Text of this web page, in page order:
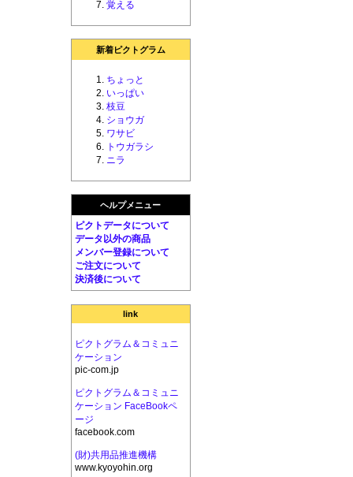
覚える
新着ピクトグラム
ちょっと
いっぱい
枝豆
ショウガ
ワサビ
トウガラシ
ニラ
ヘルプメニュー
ピクトデータについて
データ以外の商品
メンバー登録について
ご注文について
決済後について
link
ピクトグラム＆コミュニ
ケーション
pic-com.jp
ピクトグラム＆コミュニ
ケーション FaceBookペ
ージ
facebook.com
(財)共用品推進機構
www.kyoyohin.org